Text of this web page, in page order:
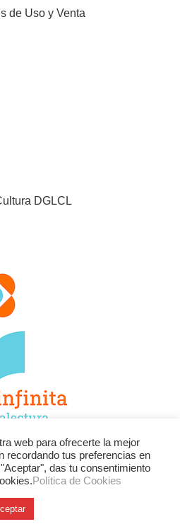
de Uso y Venta
Instagram
Contacto
web para ofrecerte la mejor
recordando tus preferencias en
das tu consentimiento
Política de Cookies